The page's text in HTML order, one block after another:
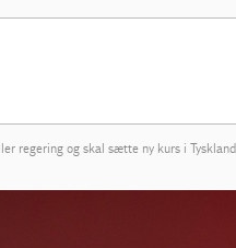
regering og skal sætte ny kurs i Tyskland